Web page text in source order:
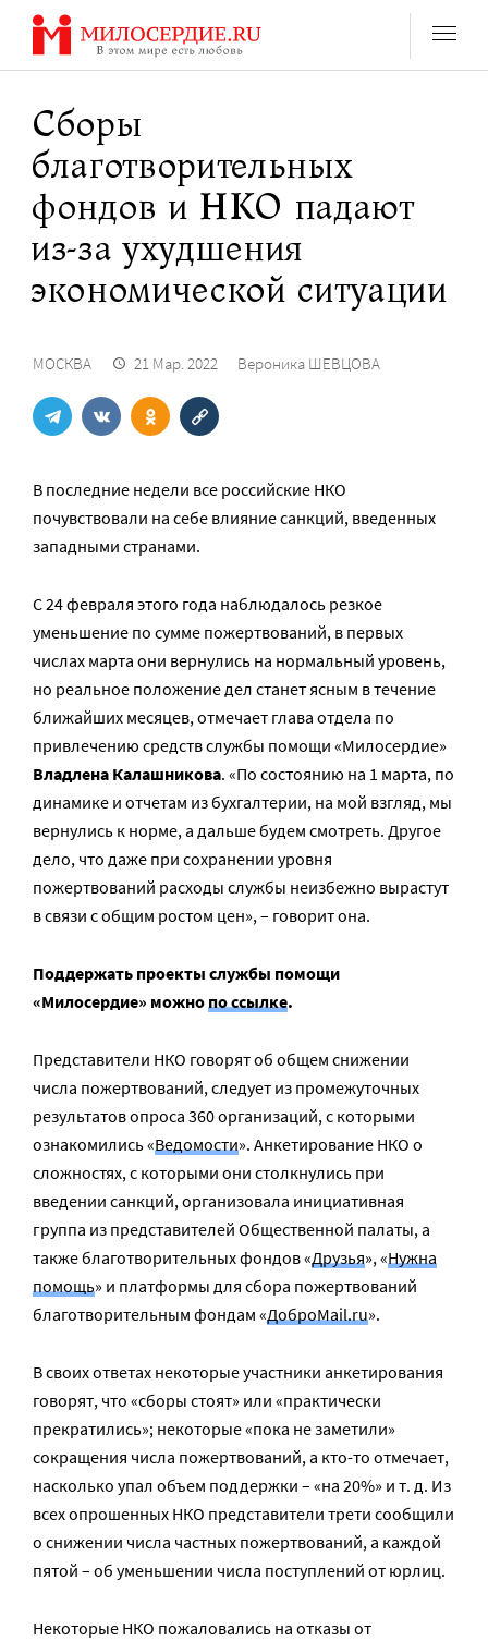
Перейти
содержанию
Сборы
благотворительных
фондов и НКО падают
из-за ухудшения
экономической ситуации
МОСКВА 21 Мар. 2022 Вероника ШЕВЦОВА
В последние недели все российские НКО
почувствовали на себе влияние санкций, введенных
западными странами.
С 24 февраля этого года наблюдалось резкое
уменьшение по сумме пожертвований, в первых
числах марта они вернулись на нормальный уровень,
но реальное положение дел станет ясным в течение
ближайших месяцев, отмечает глава отдела по
привлечению средств службы помощи «Милосердие»
Владлена Калашникова. «По состоянию на 1 марта, по
динамике и отчетам из бухгалтерии, на мой взгляд, мы
вернулись к норме, а дальше будем смотреть. Другое
дело, что даже при сохранении уровня
пожертвований расходы службы неизбежно вырастут
в связи с общим ростом цен», – говорит она.
Поддержать проекты службы помощи
«Милосердие» можнопо ссылке.
Представители НКО говорят об общем снижении
числа пожертвований, следует из промежуточных
результатов опроса 360 организаций, с которыми
ознакомились «Ведомости». Анкетирование НКО о
сложностях, с которыми они столкнулись при
введении санкций, организовала инициативная
группа из представителей Общественной палаты, а
также благотворительных фондов «Друзья», «Нужна
помощь» и платформы для сбора пожертвований
благотворительным фондам «ДоброMail.ru».
В своих ответах некоторые участники анкетирования
говорят, что «сборы стоят» или «практически
прекратились»; некоторые «пока не заметили»
сокращения числа пожертвований, а кто-то отмечает,
насколько упал объем поддержки – «на 20%» и т. д. Из
всех опрошенных НКО представители трети сообщили
о снижении числа частных пожертвований, а каждой
пятой – об уменьшении числа поступлений от юрлиц.
Некоторые НКО пожаловались на отказы от